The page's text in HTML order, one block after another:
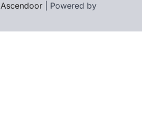
Ascendoor | Powered by